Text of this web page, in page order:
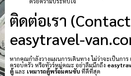
ติดต่อเรา
easytravel-
หากคุณกำลังวางแผนการเดินทาง ไม่ว่าจะเป็นการ
ครอบครัว หรือทัวร์หมู่คณะ อย่าลืมนึกถึง
ตู้และ เหมารถตู้พร้อมคนขับที่ดีที่สุด